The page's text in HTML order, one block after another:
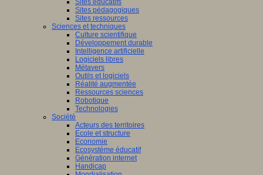
Sites éducatifs
Sites pédagogiques
Sites ressources
Sciences et techniques
Culture scientifique
Développement durable
Intelligence artificielle
Logiciels libres
Métavers
Outils et logiciels
Réalité augmentée
Ressources sciences
Robotique
Technologies
Société
Acteurs des territoires
Ecole et structure
Economie
Ecosystème éducatif
Génération internet
Handicap